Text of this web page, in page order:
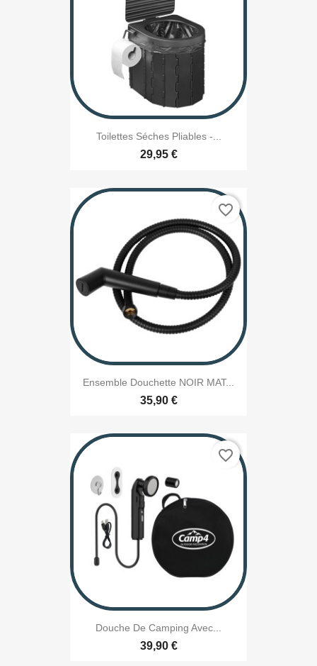
Toilettes Séches Pliables -...
29,95 €
Ensemble Douchette NOIR MAT...
35,90 €
favorite_border
Douche De Camping Avec...
39,90 €
favorite_border